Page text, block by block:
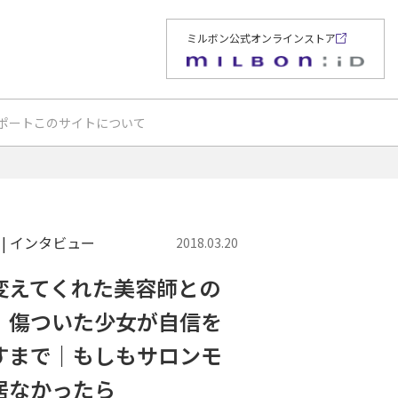
ミルボン公式オンラインストア
ート このサイトについて
インタビュー 2018.03.20
えてくれた美容師との
傷ついた少女が自信を
まで｜もしもサロンモ
なかったら